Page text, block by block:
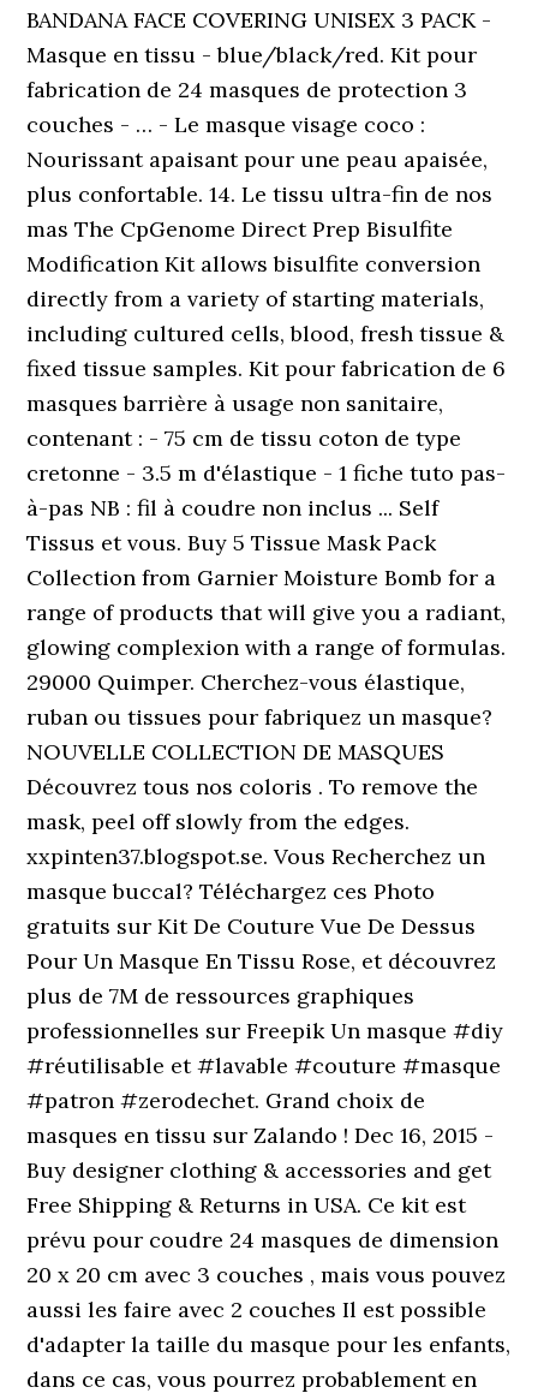
BANDANA FACE COVERING UNISEX 3 PACK -
Masque en tissu - blue/black/red. Kit pour
fabrication de 24 masques de protection 3
couches - … - Le masque visage coco :
Nourissant apaisant pour une peau apaisée,
plus confortable. 14. Le tissu ultra-fin de nos
mas The CpGenome Direct Prep Bisulfite
Modification Kit allows bisulfite conversion
directly from a variety of starting materials,
including cultured cells, blood, fresh tissue &
fixed tissue samples. Kit pour fabrication de 6
masques barrière à usage non sanitaire,
contenant : - 75 cm de tissu coton de type
cretonne - 3.5 m d'élastique - 1 fiche tuto pas-
à-pas NB : fil à coudre non inclus ... Self
Tissus et vous. Buy 5 Tissue Mask Pack
Collection from Garnier Moisture Bomb for a
range of products that will give you a radiant,
glowing complexion with a range of formulas.
29000 Quimper. Cherchez-vous élastique,
ruban ou tissues pour fabriquez un masque?
NOUVELLE COLLECTION DE MASQUES
Découvrez tous nos coloris . To remove the
mask, peel off slowly from the edges.
xxpinten37.blogspot.se. Vous Recherchez un
masque buccal? Téléchargez ces Photo
gratuits sur Kit De Couture Vue De Dessus
Pour Un Masque En Tissu Rose, et découvrez
plus de 7M de ressources graphiques
professionnelles sur Freepik Un masque #diy
#réutilisable et #lavable #couture #masque
#patron #zerodechet. Grand choix de
masques en tissu sur Zalando ! Dec 16, 2015 -
Buy designer clothing & accessories and get
Free Shipping & Returns in USA. Ce kit est
prévu pour coudre 24 masques de dimension
20 x 20 cm avec 3 couches , mais vous pouvez
aussi les faire avec 2 couches Il est possible
d'adapter la taille du masque pour les enfants,
dans ce cas, vous pourrez probablement en